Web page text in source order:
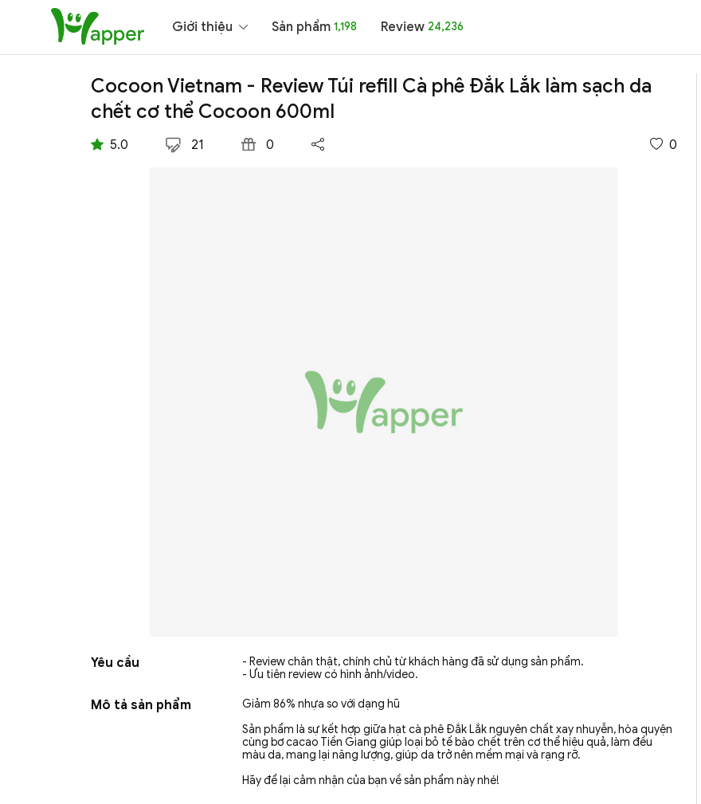
Giới thiệu Sản phẩm 1,198 Review 24,236
Cocoon Vietnam - Review Túi refill Cà phê Đắk Lắk làm sạch da
chết cơ thể Cocoon 600ml
5.0 21 0 0
Yêu cầu
- Review chân thật, chính chủ từ khách hàng đã sử dụng sản phẩm.
- Ưu tiên review có hình ảnh/video.
Mô tả sản phẩm
Giảm 86% nhựa so với dạng hũ
Sản phẩm là sự kết hợp giữa hạt cà phê Đắk Lắk nguyên chất xay nhuyễn, hòa quyện
cùng bơ cacao Tiền Giang giúp loại bỏ tế bào chết trên cơ thể hiệu quả, làm đều
màu da, mang lại năng lượng, giúp da trở nên mềm mại và rạng rỡ.
Hãy để lại cảm nhận của bạn về sản phẩm này nhé!